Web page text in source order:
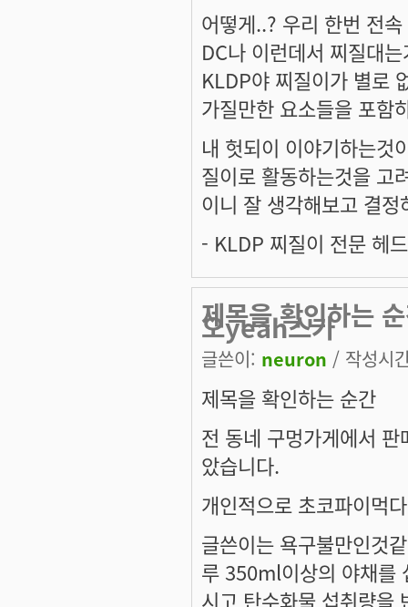
어떻게..? 우리 한번 전
DC나 이런데서 찌질대
KLDP야 찌질이가 별로
가질만한 요소들을 포함
내 헛되이 이야기하는것
질이로 활동하는것을 고
이니 잘 생각해보고 결정
- KLDP 찌질이 전문 헤
제목을 확인하는
오yeah스가
글쓴이: neuron / 작성시
제목을 확인하는 순간
전 동네 구멍가게에서
았습니다.
개인적으로 초코파이먹
글쓴이는 욕구불만인것
루 350ml이상의 야채를
시고 탄수화물 섭취량을